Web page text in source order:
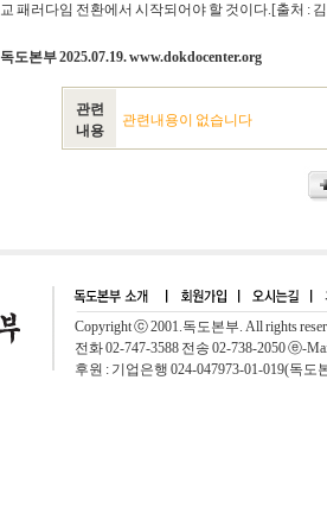
교 패러다임 전환에서 시작되어야 할 것이다.[출처 :
독도본부 2025.07.19. www.dokdocenter.org
관련
내용
관련내용이 없습니다
Copyright ⓒ 2001.독도본부. All rights
전화 02-747-3588 전송 02-738-2050 ⓔ-
후원 : 기업은행 024-047973-01-019(독도